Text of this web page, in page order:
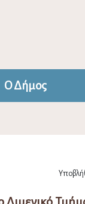
Ο Δήμος
Λιμενικό